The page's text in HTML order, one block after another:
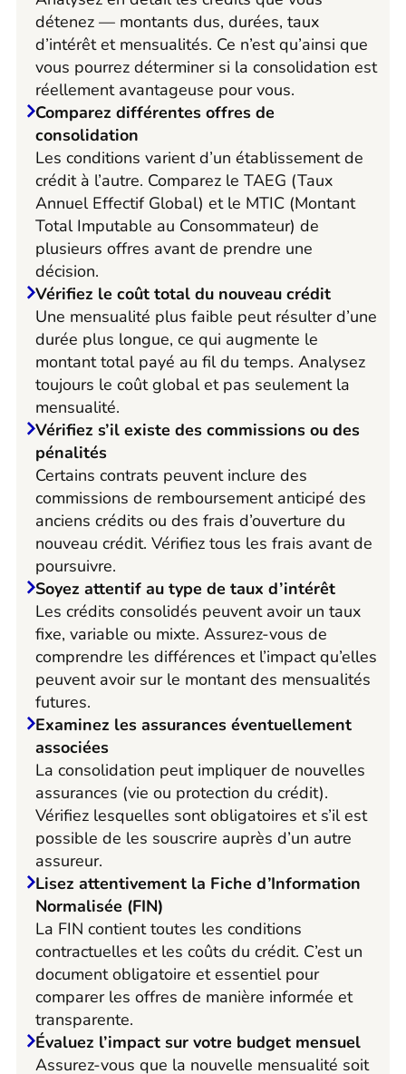
détenez — montants dus, durées, taux
d’intérêt et mensualités. Ce n’est qu’ainsi que
vous pourrez déterminer si la consolidation est
réellement avantageuse pour vous.
Comparez différentes offres de
consolidation
Les conditions varient d’un établissement de
crédit à l’autre. Comparez le TAEG (Taux
Annuel Effectif Global) et le MTIC (Montant
Total Imputable au Consommateur) de
plusieurs offres avant de prendre une
décision.
Vérifiez le coût total du nouveau crédit
Une mensualité plus faible peut résulter d’une
durée plus longue, ce qui augmente le
montant total payé au fil du temps. Analysez
toujours le coût global et pas seulement la
mensualité.
Vérifiez s’il existe des commissions ou des
pénalités
Certains contrats peuvent inclure des
commissions de remboursement anticipé des
anciens crédits ou des frais d’ouverture du
nouveau crédit. Vérifiez tous les frais avant de
poursuivre.
Soyez attentif au type de taux d’intérêt
Les crédits consolidés peuvent avoir un taux
fixe, variable ou mixte. Assurez-vous de
comprendre les différences et l’impact qu’elles
peuvent avoir sur le montant des mensualités
futures.
Examinez les assurances éventuellement
associées
La consolidation peut impliquer de nouvelles
assurances (vie ou protection du crédit).
Vérifiez lesquelles sont obligatoires et s’il est
possible de les souscrire auprès d’un autre
assureur.
Lisez attentivement la Fiche d’Information
Normalisée (FIN)
La FIN contient toutes les conditions
contractuelles et les coûts du crédit. C’est un
document obligatoire et essentiel pour
comparer les offres de manière informée et
transparente.
Évaluez l’impact sur votre budget mensuel
Assurez-vous que la nouvelle mensualité soit